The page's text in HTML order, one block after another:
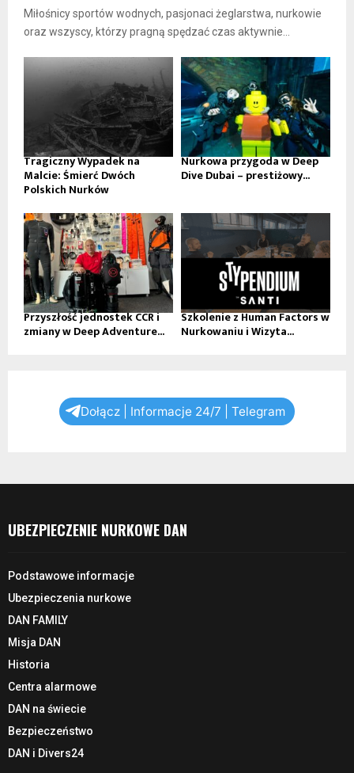
Miłośnicy sportów wodnych, pasjonaci żeglarstwa, nurkowie
oraz wszyscy, którzy pragną spędzać czas aktywnie...
Tragiczny Wypadek na
Malcie: Śmierć Dwóch
Polskich Nurków
Nurkowa przygoda w Deep
Dive Dubai – prestiżowy...
Przyszłość jednostek CCR i
zmiany w Deep Adventure...
Szkolenie z Human Factors w
Nurkowaniu i Wizyta...
Dołącz | Informacje 24/7 | Telegram
UBEZPIECZENIE NURKOWE DAN
Podstawowe informacje
Ubezpieczenia nurkowe
DAN FAMILY
Misja DAN
Historia
Centra alarmowe
DAN na świecie
Bezpieczeństwo
DAN i Divers24